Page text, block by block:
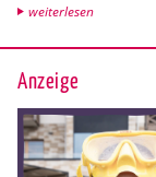
wei­ter­le­sen
Anzeige